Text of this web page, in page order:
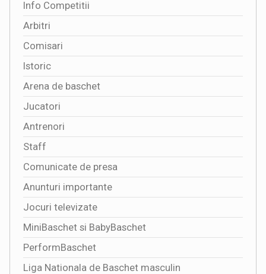
Info Competitii
Arbitri
Comisari
Istoric
Arena de baschet
Jucatori
Antrenori
Staff
Comunicate de presa
Anunturi importante
Jocuri televizate
MiniBaschet si BabyBaschet
PerformBaschet
Liga Nationala de Baschet masculin